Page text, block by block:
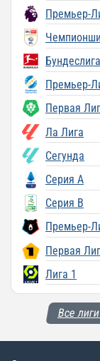
Премьер-
Бундеслига
Премьер-
Первая
Ла Лига
Сегунда
Серия A
Серия B
Премьер-
Первая
Лига 1
Все